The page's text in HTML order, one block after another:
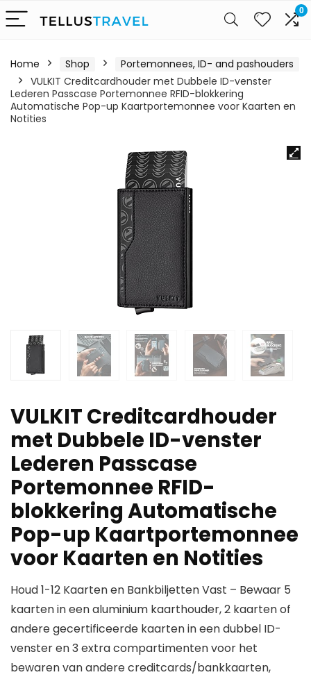
0
Home Shop
Portemonnees, ID- and pashouders
VULKIT Creditcardhouder met Dubbele ID-venster
Lederen Passcase Portemonnee RFID-blokkering
Automatische Pop-up Kaartportemonnee voor Kaarten en
Notities
VULKIT Creditcardhouder
met Dubbele ID-venster
Lederen Passcase
Portemonnee RFID-
blokkering Automatische
Pop-up Kaartportemonnee
voor Kaarten en Notities
Houd 1-12 Kaarten en Bankbiljetten Vast – Bewaar 5
kaarten in een aluminium kaarthouder, 2 kaarten of
andere gecertificeerde kaarten in een dubbel ID-
venster en 3 extra compartimenten voor het
bewaren van andere creditcards/bankkaarten,